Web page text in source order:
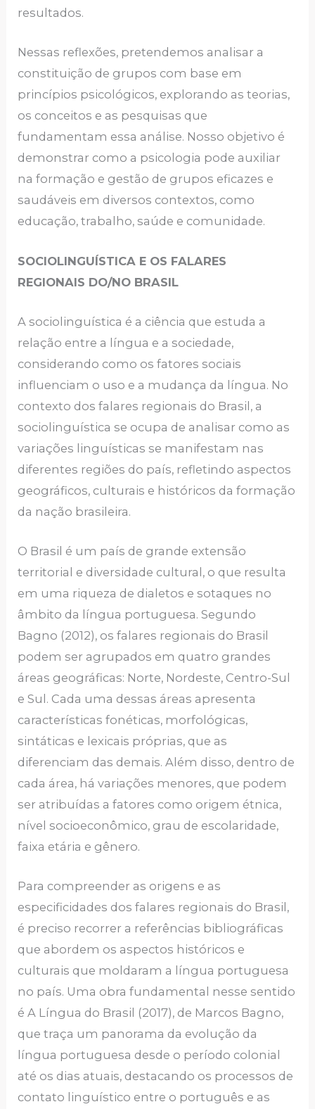
resultados.
Nessas reflexões, pretendemos analisar a
constituição de grupos com base em
princípios psicológicos, explorando as teorias,
os conceitos e as pesquisas que
fundamentam essa análise. Nosso objetivo é
demonstrar como a psicologia pode auxiliar
na formação e gestão de grupos eficazes e
saudáveis em diversos contextos, como
educação, trabalho, saúde e comunidade.
SOCIOLINGUÍSTICA E OS FALARES
REGIONAIS DO/NO BRASIL
A sociolinguística é a ciência que estuda a
relação entre a língua e a sociedade,
considerando como os fatores sociais
influenciam o uso e a mudança da língua. No
contexto dos falares regionais do Brasil, a
sociolinguística se ocupa de analisar como as
variações linguísticas se manifestam nas
diferentes regiões do país, refletindo aspectos
geográficos, culturais e históricos da formação
da nação brasileira.
O Brasil é um país de grande extensão
territorial e diversidade cultural, o que resulta
em uma riqueza de dialetos e sotaques no
âmbito da língua portuguesa. Segundo
Bagno (2012), os falares regionais do Brasil
podem ser agrupados em quatro grandes
áreas geográficas: Norte, Nordeste, Centro-Sul
e Sul. Cada uma dessas áreas apresenta
características fonéticas, morfológicas,
sintáticas e lexicais próprias, que as
diferenciam das demais. Além disso, dentro de
cada área, há variações menores, que podem
ser atribuídas a fatores como origem étnica,
nível socioeconômico, grau de escolaridade,
faixa etária e gênero.
Para compreender as origens e as
especificidades dos falares regionais do Brasil,
é preciso recorrer a referências bibliográficas
que abordem os aspectos históricos e
culturais que moldaram a língua portuguesa
no país. Uma obra fundamental nesse sentido
é A Língua do Brasil (2017), de Marcos Bagno,
que traça um panorama da evolução da
língua portuguesa desde o período colonial
até os dias atuais, destacando os processos de
contato linguístico entre o português e as